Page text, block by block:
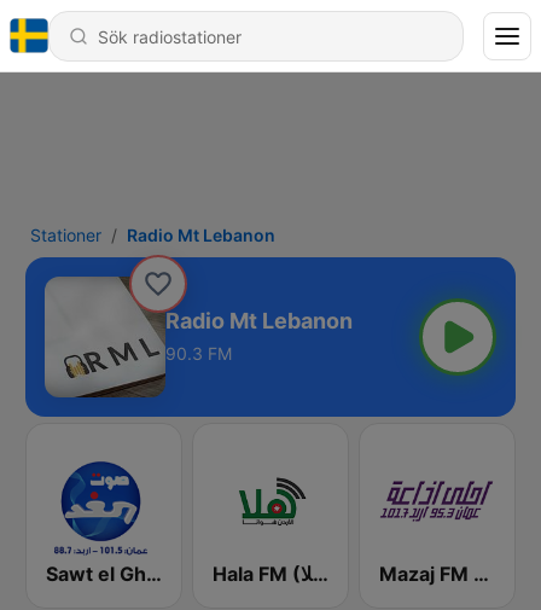
Stationer Radio Mt Lebanon
Radio Mt Lebanon
90.3 FM
Sawt el Ghad (صوت الغد) Hala FM (راديو هلا) Mazaj FM (مزاج إف إم)